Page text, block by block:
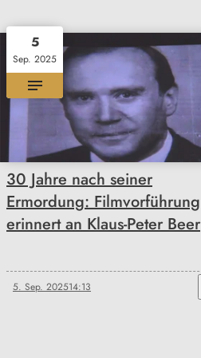
5
Sep. 2025
30 Jahre nach seiner
Ermordung: Filmvorführung
erinnert an Klaus-Peter Beer
5. Sep. 202514:13